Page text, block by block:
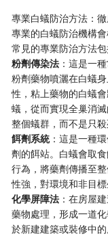
專業白蟻防治方法：
專業的白蟻防治機構
常見的專業防治方法包
粉劑傳染法 ：這是一
粉劑藥物噴灑在白蟻
性，粘上藥物的白蟻
蟻，從而實現全巢消
整個蟻群，而不是只
餌劑系統：這是一種
劑的餌站。白蟻會取
行為，將藥劑傳播至
性強，對環境和非目標
化學屏障法 ：在房屋
藥物處理，形成一道
於新建建築或裝修中的